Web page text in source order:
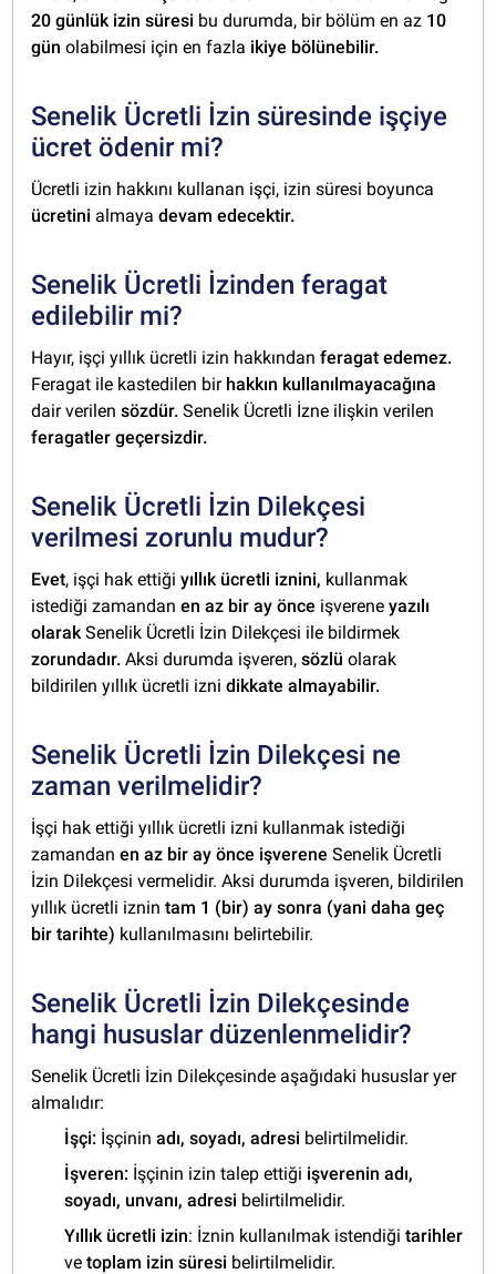
20 günlük izin süresi bu durumda, bir bölüm en az 10
gün olabilmesi için en fazla ikiye bölünebilir.
Senelik Ücretli İzin süresinde işçiye
ücret ödenir mi?
Ücretli izin hakkını kullanan işçi, izin süresi boyunca
ücretini almayadevam edecektir.
Senelik Ücretli İzinden feragat
edilebilir mi?
Hayır, işçi yıllık ücretli izin hakkındanferagat edemez.
Feragat ile kastedilen bir hakkın kullanılmayacağına
dair verilensözdür. Senelik Ücretli İzne ilişkin verilen
feragatler geçersizdir.
Senelik Ücretli İzin Dilekçesi
verilmesi zorunlu mudur?
Evet, işçi hak ettiğiyıllık ücretli iznini, kullanmak
istediği zamandan en az bir ay önce işvereneyazılı
olarak Senelik Ücretli İzin Dilekçesi ile bildirmek
zorundadır.Aksi durumda işveren,sözlü olarak
bildirilen yıllık ücretli iznidikkate almayabilir.
Senelik Ücretli İzin Dilekçesi ne
zaman verilmelidir?
İşçi hak ettiği yıllık ücretli izni kullanmak istediği
zamandanen az bir ay önce işverene Senelik Ücretli
İzin Dilekçesi vermelidir. Aksi durumda işveren, bildirilen
yıllık ücretli iznintam 1 (bir) ay sonra (yani daha geç
bir tarihte) kullanılmasını belirtebilir.
Senelik Ücretli İzin Dilekçesinde
hangi hususlar düzenlenmelidir?
Senelik Ücretli İzin Dilekçesinde aşağıdaki hususlar yer
almalıdır:
İşçi: İşçininadı, soyadı, adresi belirtilmelidir.
İşveren: İşçinin izin talep ettiği işverenin adı,
soyadı, unvanı, adresi belirtilmelidir.
Yıllık ücretli izin: İznin kullanılmak istendiğitarihler
vetoplam izin süresi belirtilmelidir.